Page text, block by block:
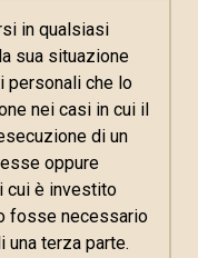
in qualsiasi
sua situazione
personali che lo
nei casi in cui il
di un
oppure
cui è investito
fosse necessario
terza parte.